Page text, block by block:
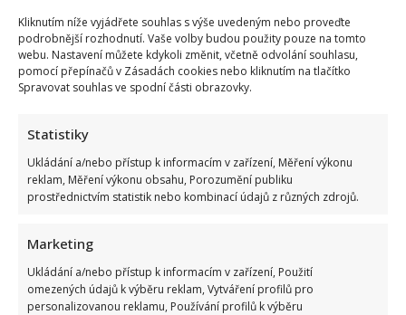
Kliknutím níže vyjádřete souhlas s výše uvedeným nebo proveďte
podrobnější rozhodnutí. Vaše volby budou použity pouze na tomto
webu. Nastavení můžete kdykoli změnit, včetně odvolání souhlasu,
pomocí přepínačů v Zásadách cookies nebo kliknutím na tlačítko
Spravovat souhlas ve spodní části obrazovky.
Statistiky
Ukládání a/nebo přístup k informacím v zařízení, Měření výkonu
reklam, Měření výkonu obsahu, Porozumění publiku
prostřednictvím statistik nebo kombinací údajů z různých zdrojů.
Marketing
Ukládání a/nebo přístup k informacím v zařízení, Použití
omezených údajů k výběru reklam, Vytváření profilů pro
personalizovanou reklamu, Používání profilů k výběru